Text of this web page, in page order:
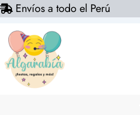
Ir
contenido
Envíos a todo el Perú